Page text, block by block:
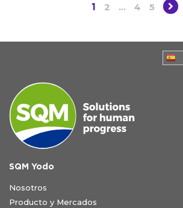
1 2 … 4 5
SQM Yodo
Nosotros
Producto y Mercados